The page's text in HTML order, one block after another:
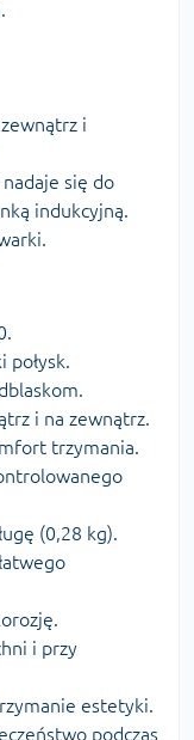
i
się do
indukcyjną.
połysk.
i na zewnątrz.
trzymania.
(0,28 kg).
i przy
estetyki.
podczas